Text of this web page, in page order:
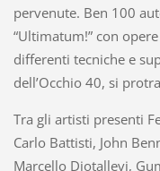
pervenute. Ben 100
“Ultimatum!” con
differenti tecniche e
dell’Occhio 40, si
Tra gli artisti presenti
Carlo Battisti, John
Marcello Diotallevi,